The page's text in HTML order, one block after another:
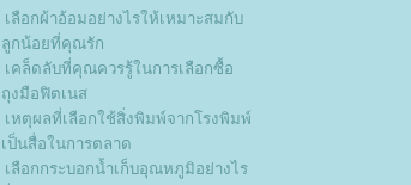
เลือกผ้าอ้อมอย่างไรให้เหมาะสมกับ
ลูกน้อยที่คุณรัก
เคล็ดลับที่คุณควรรู้ในการเลือกซื้อ
ถุงมือฟิตเนส
เหตุผลที่เลือกใช้สิ่งพิมพ์จากโรงพิมพ์
เป็นสื่อในการตลาด
เลือกกระบอกน้ำเก็บอุณหภูมิอย่างไร